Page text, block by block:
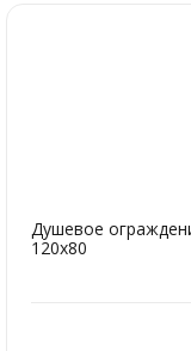
Душевое
120х80